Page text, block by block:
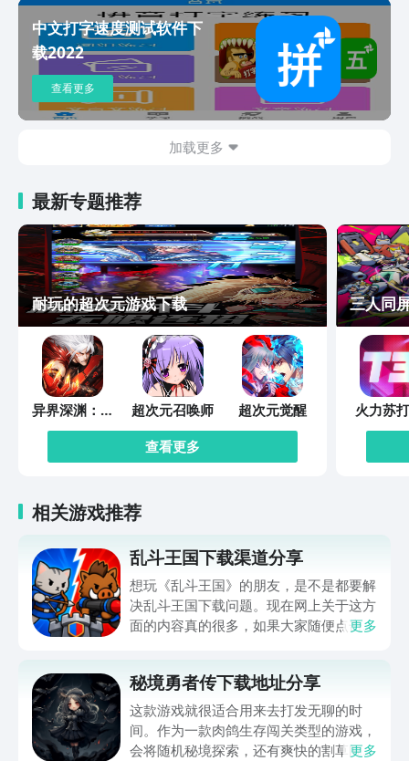
中文打字速度测试软件下
载2022
查看更多
加载更多
最新专题推荐
耐玩的超次元游戏下载
异界深渊：觉
醒
超次元召唤师
超次元觉醒
查看更多
三人同
火力苏
相关游戏推荐
乱斗王国下载渠道分享
想玩《乱斗王国》的朋友，是不是都要解
决乱斗王国下载问题。现在网上关于这方
面的内容真的很多，如果大家随便点击陌
app进行下载会更加方便，九游是手游福
利最多的游戏平台，在这里不仅能够看到
游戏资源，还能及时查看后续的消息、活
动内容等相关信息。
更多
秘境勇者传下载地址分享
这款游戏就很适合用来去打发无聊的时
间。作为一款肉鸽生存闯关类型的游戏，
会将随机秘境探索，还有爽快的割草闯关
更多